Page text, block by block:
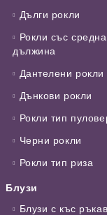
Дълги рокли
Рокли със средна
дължина
Дантелени рокли
Дънкови рокли
Рокли тип
Черни рокли
Рокли тип риза
Блузи
Блузи с къс ръкав